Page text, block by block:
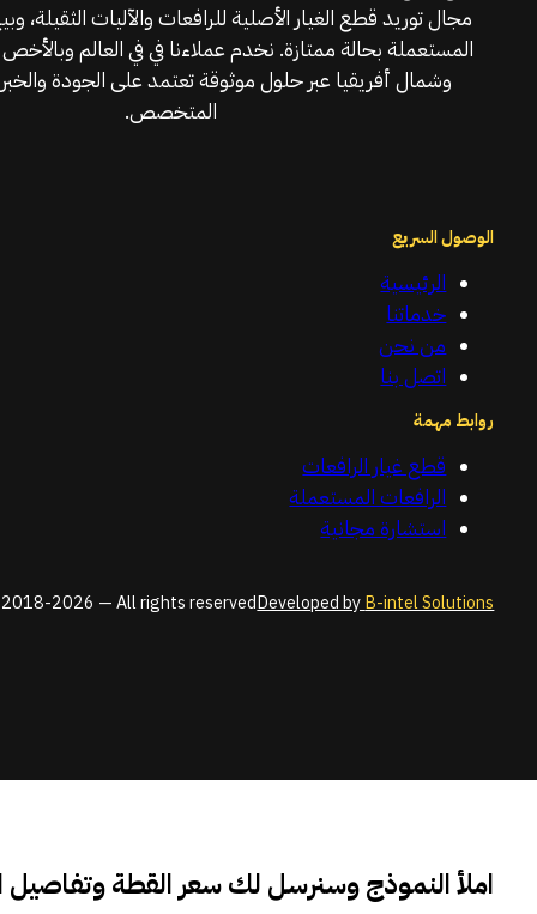
مجال توريد قطع الغيار الأصلية للرافعات والآليات الثقيلة،
المستعملة بحالة ممتازة. نخدم عملاءنا في في العالم
وشمال أفريقيا عبر حلول موثوقة تعتمد على الجودة
المتخصص.
الوصول السريع
الرئيسية
خدماتنا
من نحن
اتصل بنا
روابط مهمة
قطع غيار الرافعات
الرافعات المستعملة
استشارة مجانية
2026 — All rights reservedDeveloped byB-intel Solutions
املأ النموذج وسنرسل لك سعر القطة